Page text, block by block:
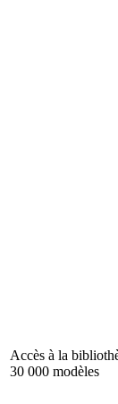
Accès à la
30 000 modèles